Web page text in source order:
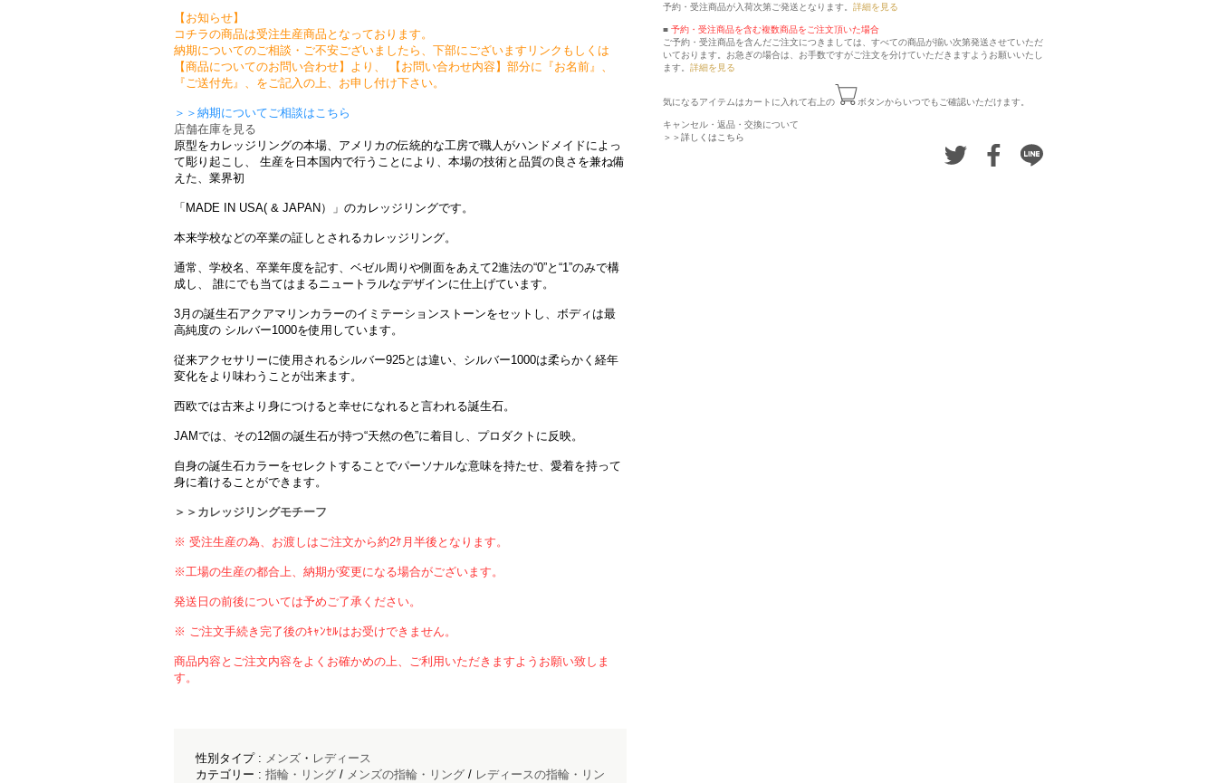
【お知らせ】
コチラの商品は受注生産商品となっております。
納期についてのご相談・ご不安ございましたら、下部にございますリンクもしくは
【商品についてのお問い合わせ】より、 【お問い合わせ内容】部分に『お名前』、
『ご送付先』、をご記入の上、お申し付け下さい。
＞＞納期についてご相談はこちら
店舗在庫を見る
原型をカレッジリングの本場、アメリカの伝統的な工房で職人がハンドメイドによっ
て彫り起こし、 生産を日本国内で行うことにより、本場の技術と品質の良さを兼ね備
えた、業界初
「MADE IN USA( & JAPAN）」のカレッジリングです。
本来学校などの卒業の証しとされるカレッジリング。
通常、学校名、卒業年度を記す、ベゼル周りや側面をあえて2進法の“0”と“1”のみで構
成し、 誰にでも当てはまるニュートラルなデザインに仕上げています。
3月の誕生石アクアマリンカラーのイミテーションストーンをセットし、ボディは最
高純度の シルバー1000を使用しています。
従来アクセサリーに使用されるシルバー925とは違い、シルバー1000は柔らかく経年
変化をより味わうことが出来ます。
西欧では古来より身につけると幸せになれると言われる誕生石。
JAMでは、その12個の誕生石が持つ“天然の色”に着目し、プロダクトに反映。
自身の誕生石カラーをセレクトすることでパーソナルな意味を持たせ、愛着を持って
身に着けることができます。
＞＞カレッジリングモチーフ
※ 受注生産の為、お渡しはご注文から約2ｹ月半後となります。
※工場の生産の都合上、納期が変更になる場合がございます。
発送日の前後については予めご了承ください。
※ ご注文手続き完了後のｷｬﾝｾﾙはお受けできません。
商品内容とご注文内容をよくお確かめの上、ご利用いただきますようお願い致しま
す。
性別タイプ : メンズ ・ レディース
カテゴリー : 指輪・リング / メンズの指輪・リング / レディースの指輪・リン
予約・受注商品が入荷次第ご発送となります。 詳細を見る
■ 予約・受注商品を含む複数商品をご注文頂いた場合
ご予約・受注商品を含んだご注文につきましては、すべての商品が揃い次第発送させていただ
いております。お急ぎの場合は、お手数ですがご注文を分けていただきますようお願いいたし
ます。 詳細を見る
気になるアイテムはカートに入れて右上の ボタンからいつでもご確認いただけます。
キャンセル・返品・交換について
＞＞詳しくはこちら